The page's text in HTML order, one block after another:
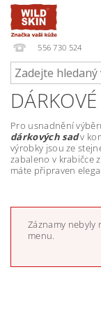
556 730 524
Pro usnadnění
dárkových sadv
výrobky jsou ze
zabaleno v krabičce
máte připraven
Záznamy nebyly
menu.